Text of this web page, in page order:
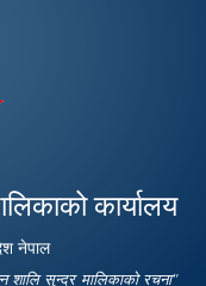
कार्यालय
नेपाल
शालि सुन्दर मालिकाको रचना"